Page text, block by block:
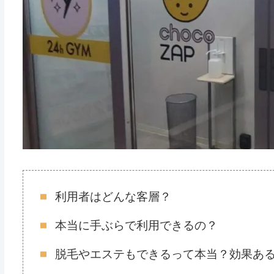
利用者はどんな客層？
本当に手ぶらで利用できるの？
脱毛やエステもできるって本当？効果あ